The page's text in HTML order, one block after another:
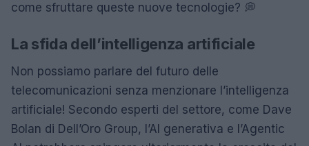
come sfruttare queste nuove tecnologie? 💭
La sfida dell’intelligenza artificiale
Non possiamo parlare del futuro delle
telecomunicazioni senza menzionare l’intelligenza
artificiale! Secondo esperti del settore, come Dave
Bolan di Dell’Oro Group, l’AI generativa e l’Agentic